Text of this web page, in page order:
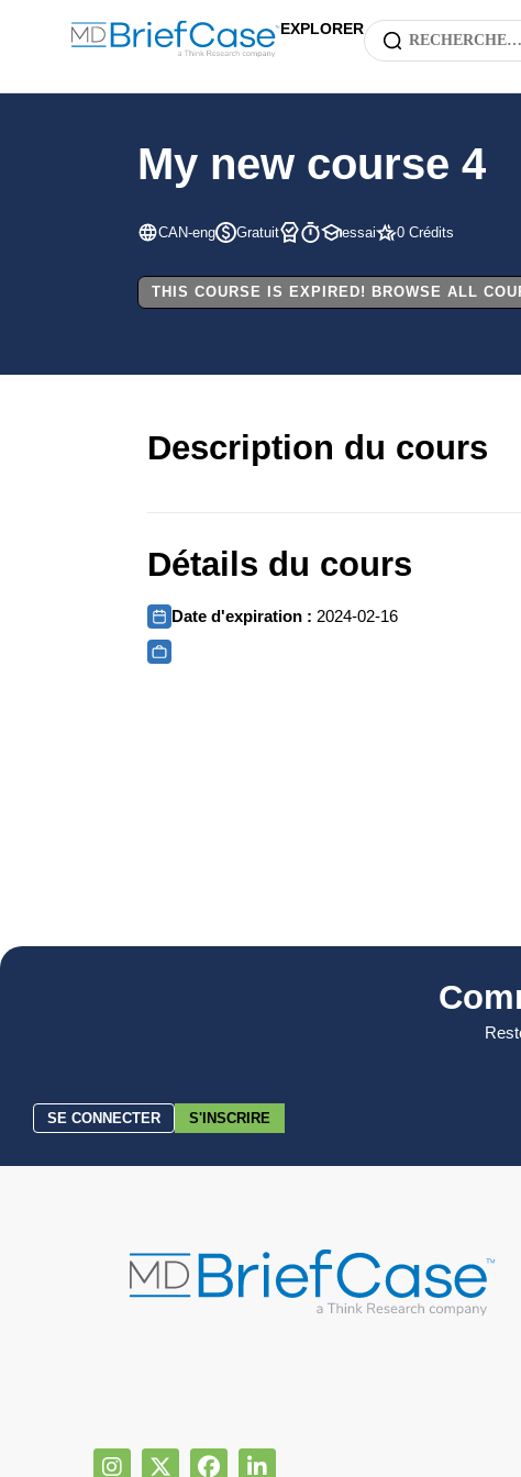
EXPLORER
My new course 4
CAN-eng Gratuit essai 0 Crédits
THIS COURSE IS EXPIRED! BROWSE ALL
Description du cours
Détails du cours
Date d'expiration : 2024-02-16
SE CONNECTER S'INSCRIRE